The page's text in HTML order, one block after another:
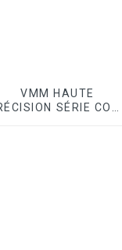
VMM HAUTE
SÉRIE CORE